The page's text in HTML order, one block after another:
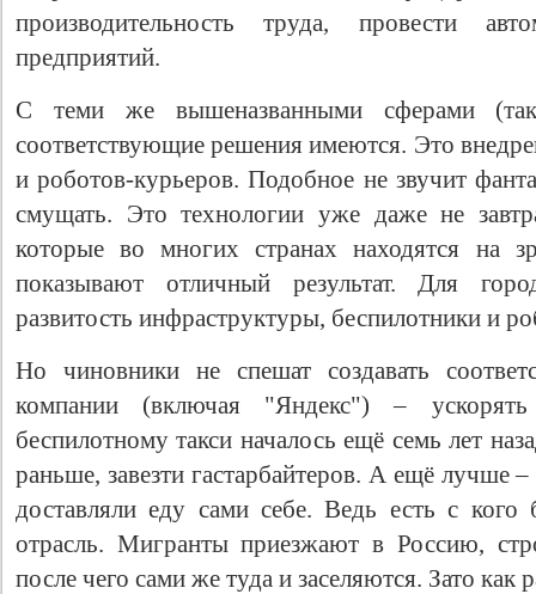
производительность труда, провести
предприятий.
С теми же вышеназванными сферами
соответствующие решения имеются. Это
и роботов-курьеров. Подобное не звучит
смущать. Это технологии уже даже не
которые во многих странах находятся на
показывают отличный результат. Для
развитость инфраструктуры, беспилотники и
Но чиновники не спешат создавать
компании (включая "Яндекс") – ускорять
беспилотному такси началось ещё семь лет
раньше, завезти гастарбайтеров. А ещё лучше
доставляли еду сами себе. Ведь есть с кого
отрасль. Мигранты приезжают в Россию,
после чего сами же туда и заселяются. Зато как